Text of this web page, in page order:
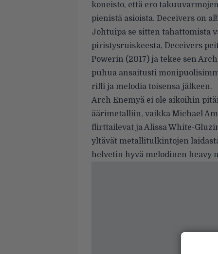
koneisto, että ero
pienistä asioista. Deceivers on
Johtuipa se sitten tahattomista
piristysruiskeesta, Deceivers
Powerin (2017) ja tekee sen
puhua ansaitusti
riffi ja melodia toisensa jälkeen.
Arch Enemyä ei ole aikoihin
äärimetalliin, vaikka Michael
flirttailevat ja Alissa White-
yltävät metallitulkintojen
helvetin hyvä melodinen heavy